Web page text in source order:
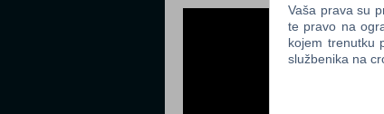
Vaša prava su
te pravo na
kojem trenutku
službenika na